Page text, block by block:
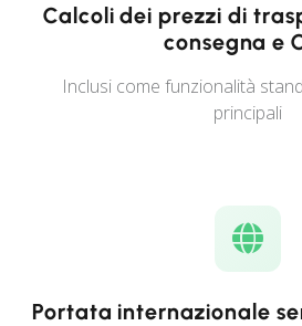
Calcoli dei prezzi di
consegna e
Inclusi come funzionalità
principali
Portata internazionale